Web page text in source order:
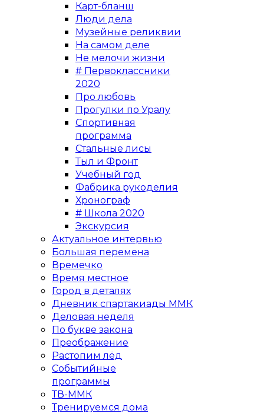
Карт-бланш
Люди дела
Музейные реликвии
На самом деле
Не мелочи жизни
# Первоклассники
2020
Про любовь
Прогулки по Уралу
Спортивная
программа
Стальные лисы
Тыл и Фронт
Учебный год
Фабрика рукоделия
Хронограф
# Школа 2020
Экскурсия
Актуальное интервью
Большая перемена
Времечко
Время местное
Город в деталях
Дневник спартакиады ММК
Деловая неделя
По букве закона
Преображение
Растопим лёд
Событийные
программы
ТВ-ММК
Тренируемся дома